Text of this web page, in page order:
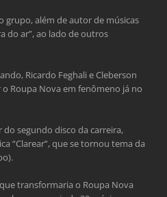
grupo, além de autor de músicas
do ar”, ao lado de outros
Ricardo Feghali e Cleberson
Roupa Nova em fenômeno já no
segundo disco da carreira,
“Clarear”, que se tornou tema da
transformaria o Roupa Nova